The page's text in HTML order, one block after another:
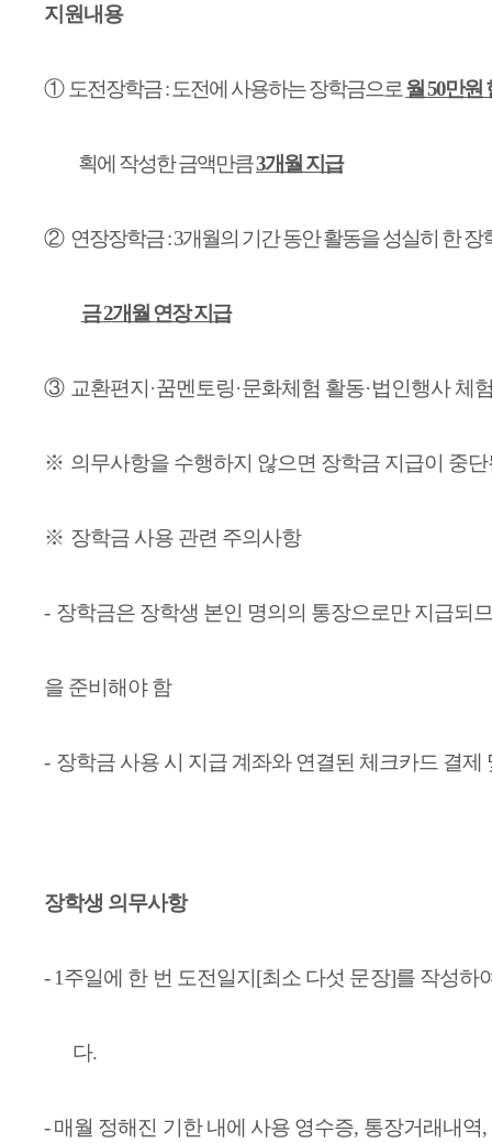
지원내용
① 도전장학금: 도전에 사용하는 장학금으로 월50만원
획에 작성한 금액만큼3개월 지급
② 연장장학금: 3개월의 기간 동안 활동을 성실히 한
금2개월 연장 지급
③ 교환편지 ·꿈멘토링·문화체험 활동·법인행사 체
※ 의무사항을 수행하지 않으면 장학금 지급이 중
※ 장학금 사용 관련 주의사항
- 장학금은 장학생 본인 명의의 통장으로만 지급되
을 준비해야 함
- 장학금 사용 시 지급 계좌와 연결된 체크카드 결
장학생 의무사항
- 1주일에 한 번 도전일지 [최소 다섯 문장]를 작성하
다.
-매월 정해진 기한 내에 사용 영수증, 통장거래내역,